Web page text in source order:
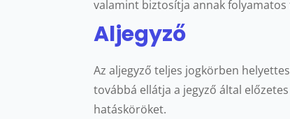
valamint biztosítja annak folyamatos
Aljegyző
Az aljegyző teljes jogkörben
továbbá ellátja a jegyző által
hatásköröket.